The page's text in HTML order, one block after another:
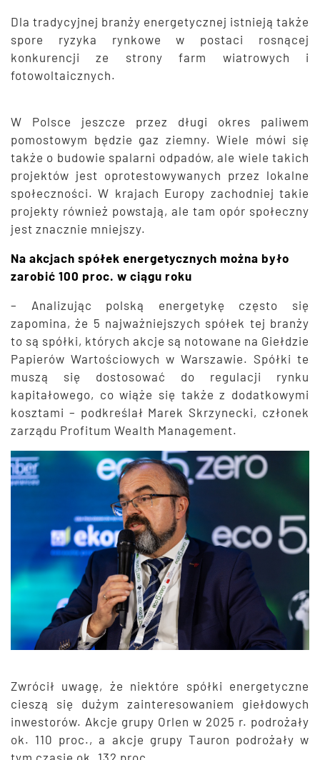
Dla tradycyjnej branży energetycznej istnieją także
spore ryzyka rynkowe w postaci rosnącej
konkurencji ze strony farm wiatrowych i
fotowoltaicznych.
W Polsce jeszcze przez długi okres paliwem
pomostowym będzie gaz ziemny. Wiele mówi się
także o budowie spalarni odpadów, ale wiele takich
projektów jest oprotestowywanych przez lokalne
społeczności. W krajach Europy zachodniej takie
projekty również powstają, ale tam opór społeczny
jest znacznie mniejszy.
Na akcjach spółek energetycznych można było
zarobić 100 proc. w ciągu roku
– Analizując polską energetykę często się
zapomina, że 5 najważniejszych spółek tej branży
to są spółki, których akcje są notowane na Giełdzie
Papierów Wartościowych w Warszawie. Spółki te
muszą się dostosować do regulacji rynku
kapitałowego, co wiąże się także z dodatkowymi
kosztami – podkreślał Marek Skrzynecki, członek
zarządu Profitum Wealth Management.
Zwrócił uwagę, że niektóre spółki energetyczne
cieszą się dużym zainteresowaniem giełdowych
inwestorów. Akcje grupy Orlen w 2025 r. podrożały
ok. 110 proc., a akcje grupy Tauron podrożały w